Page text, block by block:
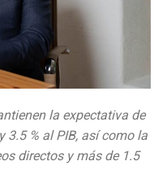
la expectativa de
3.5 % al PIB, así como la
directos y más de 1.5